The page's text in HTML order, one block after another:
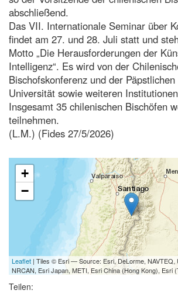
abschließend.
Das VII. Internationale Seminar über
findet am 27. und 28. Juli statt und
Motto „Die Herausforderungen der
Intelligenz“. Es wird von der
Bischofskonferenz und der
Universität sowie weiteren
Insgesamt 35 chilenischen Bischöfen
teilnehmen.
(L.M.) (Fides 27/5/2026)
+
−
Leaflet | Tiles © Esri — Source: Esri, DeLorme, NAVTEQ,
NRCAN, Esri Japan, METI, Esri China (Hong Kong), Esri
Teilen: